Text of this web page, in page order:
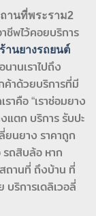
านที่พระราม2
ชีพไว้คอยบริการ
ร้านยางรถยนต์
นานเราไปถึง
ค้าด้วยบริการที่มี
าคือ “เราซ่อมยาง
แตก บริการ รับปะ
ยนยาง ราคาถูก
รถสิบล้อ หาก
ถานที่ ถึงบ้าน ที่
บริการเดลิเวอลี่